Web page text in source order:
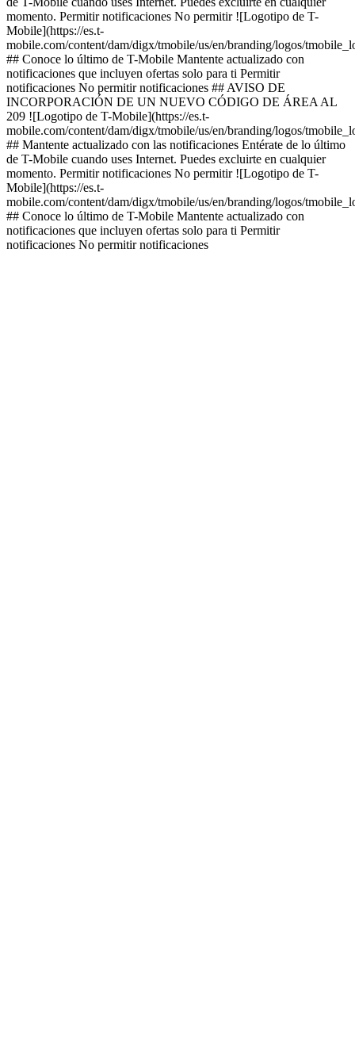
momento. Permitir notificaciones No permitir ![Logotipo de T-
Mobile](https://es.t-
mobile.com/content/dam/digx/tmobile/us/en/branding/logos/
## Conoce lo último de T-Mobile Mantente actualizado con
notificaciones que incluyen ofertas solo para ti Permitir
notificaciones No permitir notificaciones ## AVISO DE
INCORPORACIÓN DE UN NUEVO CÓDIGO DE ÁREA AL
209 ![Logotipo de T-Mobile](https://es.t-
mobile.com/content/dam/digx/tmobile/us/en/branding/logos/
## Mantente actualizado con las notificaciones Entérate de lo último
de T-Mobile cuando uses Internet. Puedes excluirte en cualquier
momento. Permitir notificaciones No permitir ![Logotipo de T-
Mobile](https://es.t-
mobile.com/content/dam/digx/tmobile/us/en/branding/logos/
## Conoce lo último de T-Mobile Mantente actualizado con
notificaciones que incluyen ofertas solo para ti Permitir
notificaciones No permitir notificaciones